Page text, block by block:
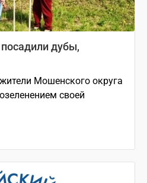
дубы,
Мошенского округа
своей